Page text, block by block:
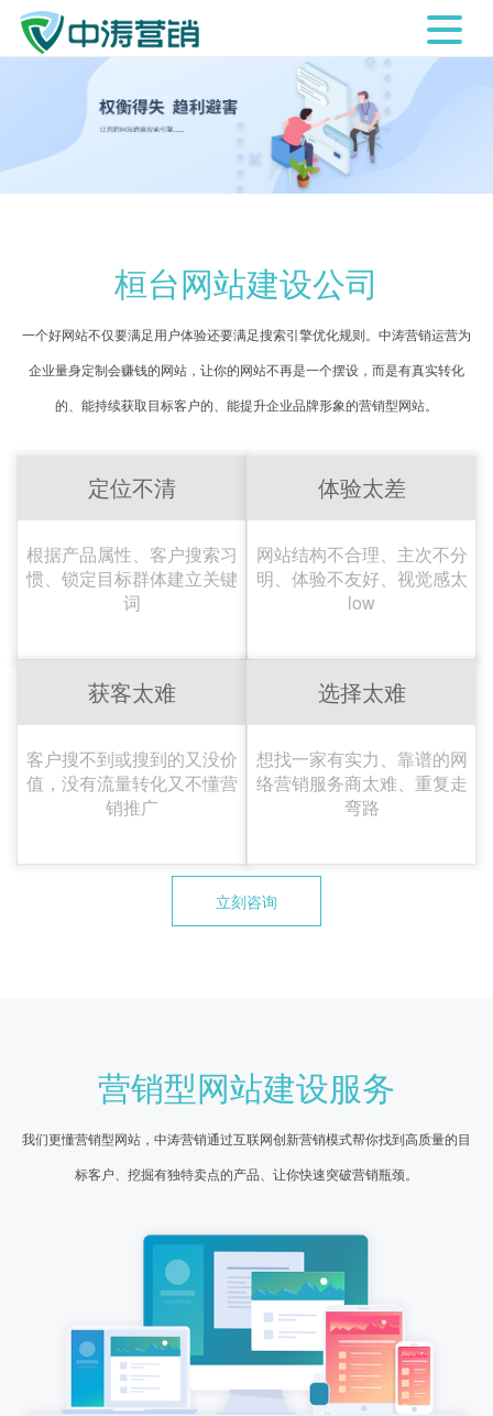
桓台网站建设公司
一个好网站不仅要满足用户体验还要满足搜索引擎优化规则。中涛营销运营为
企业量身定制会赚钱的网站，让你的网站不再是一个摆设，而是有真实转化
的、能持续获取目标客户的、能提升企业品牌形象的营销型网站。
定位不清
根据产品属性、客户搜索习
惯、锁定目标群体建立关键
词
体验太差
网站结构不合理、主次不分
明、体验不友好、视觉感太
low
获客太难
客户搜不到或搜到的又没价
值，没有流量转化又不懂营
销推广
选择太难
想找一家有实力、靠谱的网
络营销服务商太难、重复走
弯路
立刻咨询
营销型网站建设服务
我们更懂营销型网站，中涛营销通过互联网创新营销模式帮你找到高质量的目
标客户、挖掘有独特卖点的产品、让你快速突破营销瓶颈。